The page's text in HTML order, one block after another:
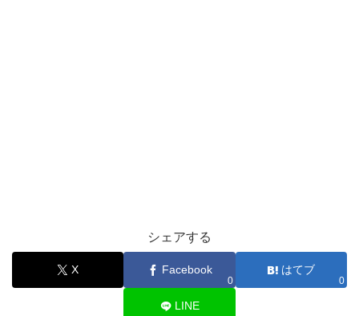
シェアする
X Facebook
0
はてブ
0
LINE